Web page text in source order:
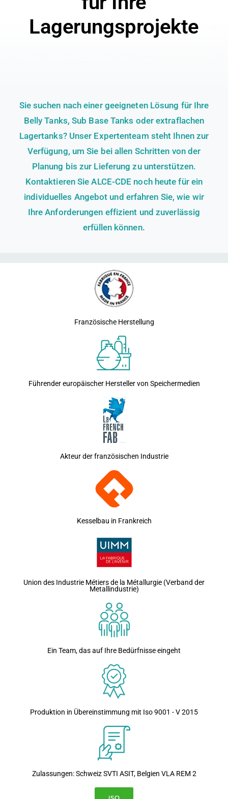
Lagerungsprojekte
Sie suchen nach einer geeigneten Lösung für Ihre
Belly Tanks, Sub Base Tanks oder extraflachen
Lagertanks? Unser Expertenteam steht Ihnen zur
Verfügung, um Sie bei allen Schritten von der
Planung bis zur Lieferung zu unterstützen.
Kontaktieren Sie ALCE-CDE noch heute für ein
individuelles Angebot und erfahren Sie, wie wir
Ihre Anforderungen effizient und zuverlässig
erfüllen können.
Französische Herstellung
Führender europäischer Hersteller von Speichermedien
Akteur der französischen Industrie
Kesselbau in Frankreich
Union des Industrie Métiers de la Métallurgie (Verband der
Metallindustrie)
Ein Team, das auf Ihre Bedürfnisse eingeht
Produktion in Übereinstimmung mit Iso 9001 - V 2015
Zulassungen: Schweiz SVTI ASIT, Belgien VLA REM 2